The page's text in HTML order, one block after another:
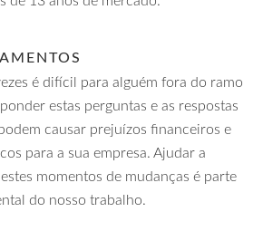
é difícil para alguém fora do ramo
estas perguntas e as respostas
causar prejuízos financeiros e
para a sua empresa. Ajudar a
momentos de mudanças é parte
do nosso trabalho.